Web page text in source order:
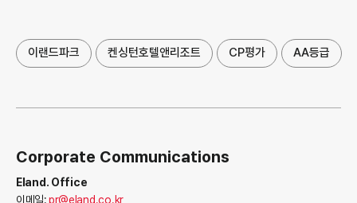
이랜드파크 켄싱턴호텔앤리조트 CP평가 AA등급
Corporate Communications
Eland. Office
이메일:pr@eland.co.kr